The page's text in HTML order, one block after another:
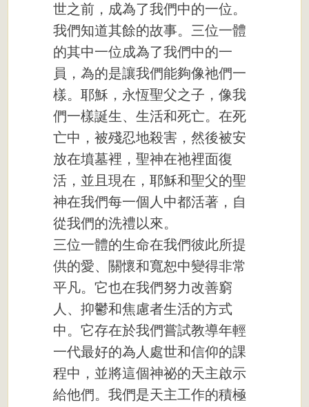
世之前，成為了我們中的一位。
我們知道其餘的故事。三位一體
的其中一位成為了我們中的一
員，為的是讓我們能夠像祂們一
樣。耶穌，永恆聖父之子，像我
們一樣誕生、生活和死亡。在死
亡中，被殘忍地殺害，然後被安
放在墳墓裡，聖神在祂裡面復
活，並且現在，耶穌和聖父的聖
神在我們每一個人中都活著，自
從我們的洗禮以來。
三位一體的生命在我們彼此所提
供的愛、關懷和寬恕中變得非常
平凡。它也在我們努力改善窮
人、抑鬱和焦慮者生活的方式
中。它存在於我們嘗試教導年輕
一代最好的為人處世和信仰的課
程中，並將這個神祕的天主啟示
給他們。我們是天主工作的積極